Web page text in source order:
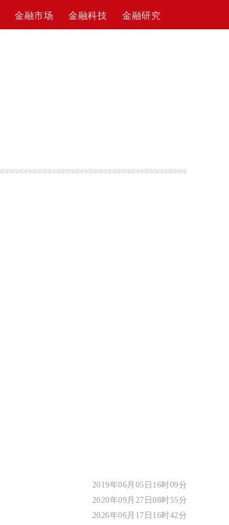
金融市场 金融科技 金融研究
2019年06月05日16时09分
2020年09月27日08时55分
2026年06月17日16时42分